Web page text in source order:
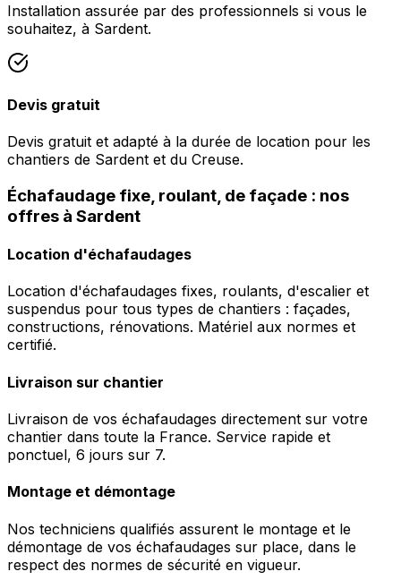
Installation assurée par des professionnels si vous le
souhaitez, à Sardent.
Devis gratuit
Devis gratuit et adapté à la durée de location pour les
chantiers de Sardent et du Creuse.
Échafaudage fixe, roulant, de façade : nos
offres à Sardent
Location d'échafaudages
Location d'échafaudages fixes, roulants, d'escalier et
suspendus pour tous types de chantiers : façades,
constructions, rénovations. Matériel aux normes et
certifié.
Livraison sur chantier
Livraison de vos échafaudages directement sur votre
chantier dans toute la France. Service rapide et
ponctuel, 6 jours sur 7.
Montage et démontage
Nos techniciens qualifiés assurent le montage et le
démontage de vos échafaudages sur place, dans le
respect des normes de sécurité en vigueur.